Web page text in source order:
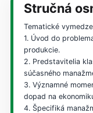
Stručná
Tematické
1. Úvod do
produkcie.
2. Predstavitelia
súčasného
3. Významné
dopad na
4. Špecifiká